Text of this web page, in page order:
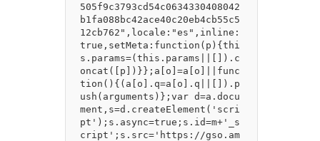
505f9c3793cd54c0634330408042
b1fa088bc42ace40c20eb4cb55c5
12cb762",locale:"es",inline:
true,setMeta:function(p){thi
s.params=(this.params||[]).c
oncat([p])}};a[o]=a[o]||func
tion(){(a[o].q=a[o].q||[]).p
ush(arguments)};var d=a.docu
ment,s=d.createElement('scri
pt');s.async=true;s.id=m+'_s
cript';s.src='https://gso.am